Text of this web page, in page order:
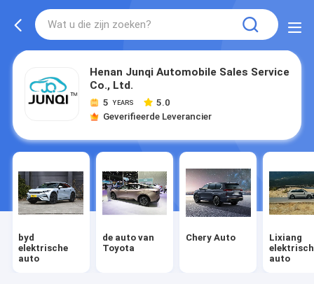
Henan Junqi Automobile Sales Service
Co., Ltd.
5 YEARS
5.0
Geverifieerde Leverancier
byd
elektrische
auto
de auto van
Toyota
Chery Auto
Lixiang
auto